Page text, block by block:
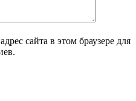
сайта в этом браузере для